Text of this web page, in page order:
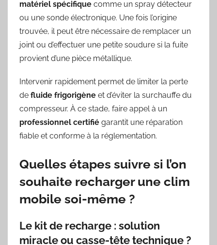
matériel spécifique comme un spray détecteur
ou une sonde électronique. Une fois l’origine
trouvée, il peut être nécessaire de remplacer un
joint ou d’effectuer une petite soudure si la fuite
provient d’une pièce métallique.
Intervenir rapidement permet de limiter la perte
de fluide frigorigène et d’éviter la surchauffe du
compresseur. À ce stade, faire appel à un
professionnel certifié garantit une réparation
fiable et conforme à la réglementation.
Quelles étapes suivre si l’on
souhaite recharger une clim
mobile soi-même ?
Le kit de recharge : solution
miracle ou casse-tête technique ?